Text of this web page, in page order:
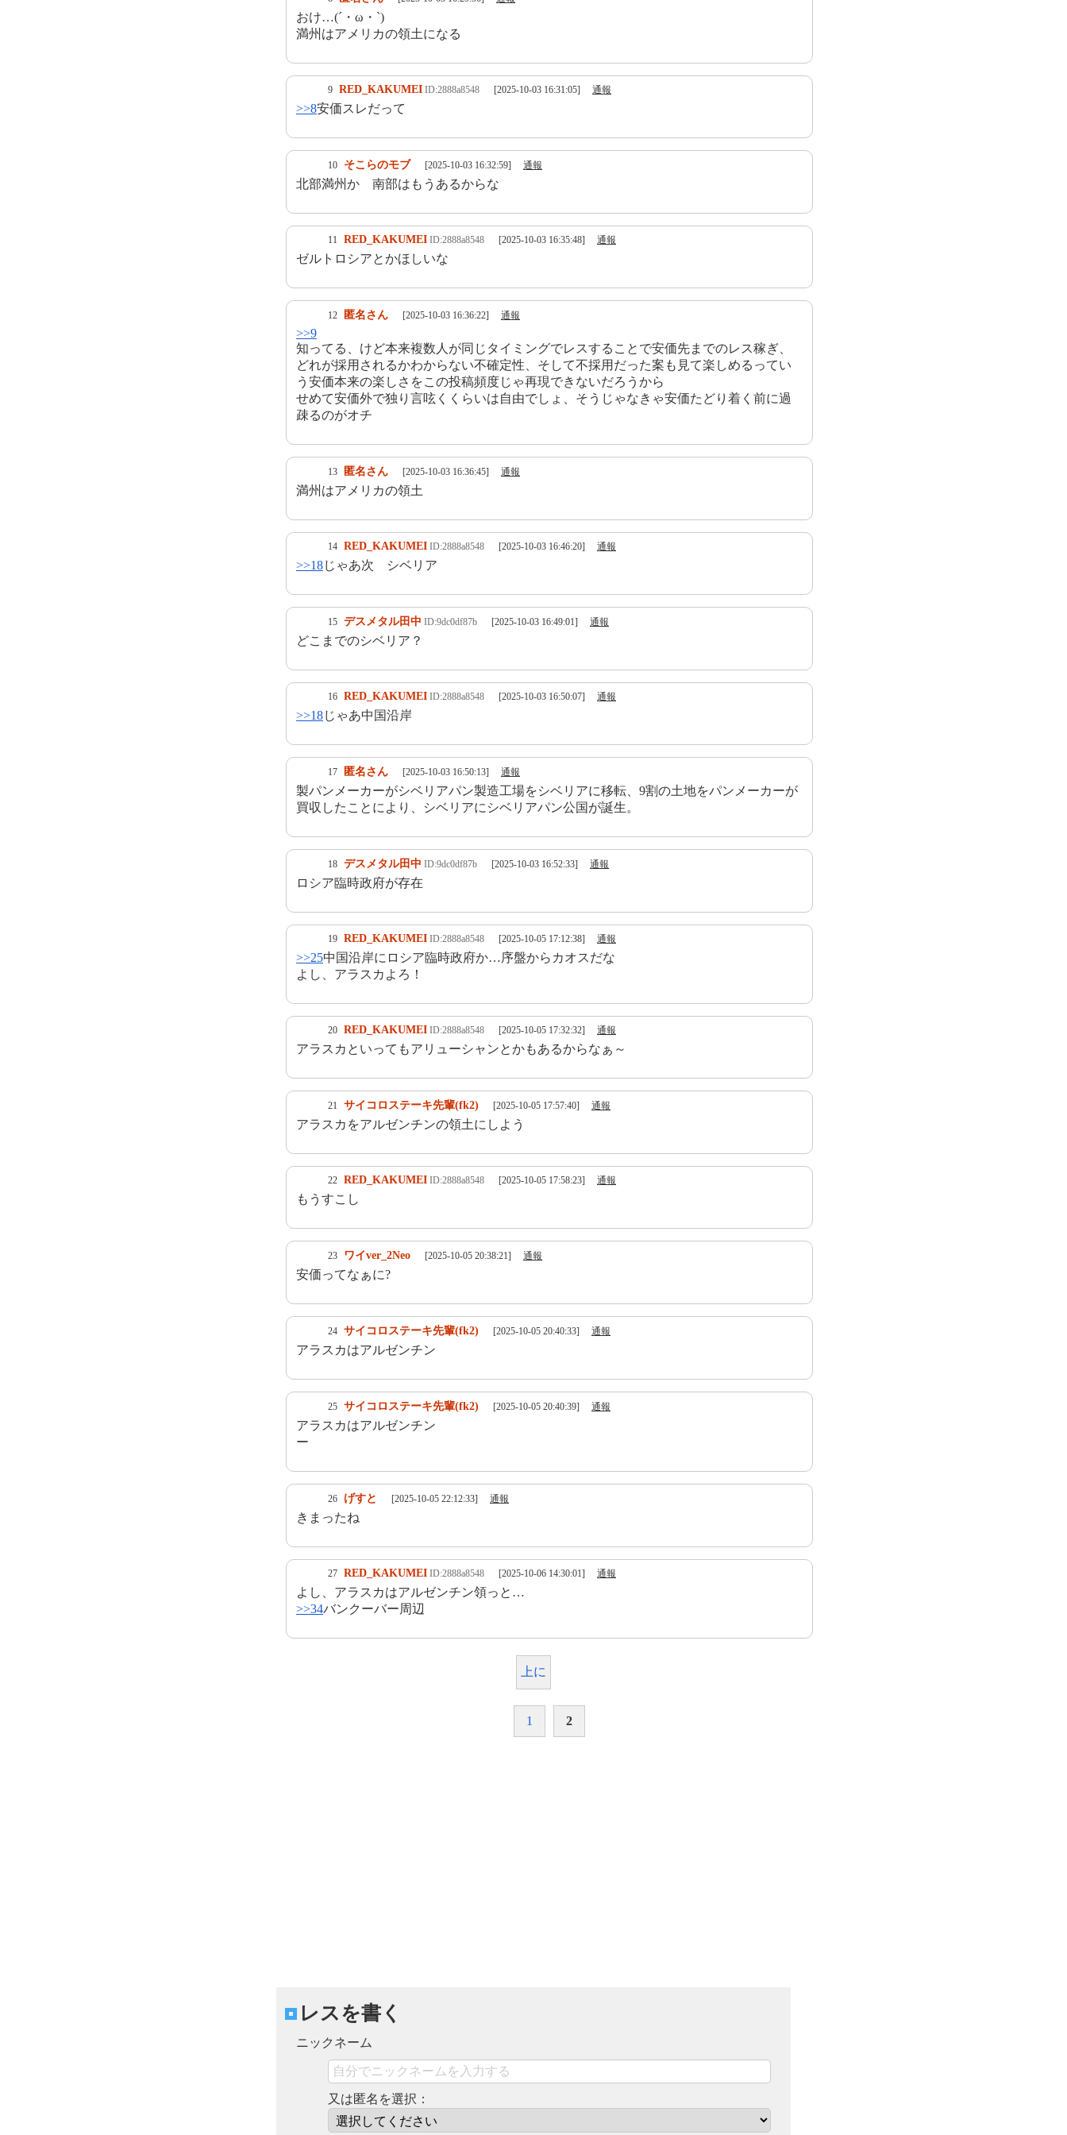
おけ…(´・ω・`)
満州はアメリカの領土になる
9 RED_KAKUMEI ID:2888a8548 [2025-10-03 16:31:05] 通報
>>8安価スレだって
10 そこらのモブ [2025-10-03 16:32:59] 通報
北部満州か 南部はもうあるからな
11 RED_KAKUMEI ID:2888a8548 [2025-10-03 16:35:48] 通報
ゼルトロシアとかほしいな
12 匿名さん [2025-10-03 16:36:22] 通報
>>9
知ってる、けど本来複数人が同じタイミングでレスすることで安価先までのレス稼ぎ、
どれが採用されるかわからない不確定性、そして不採用だった案も見て楽しめるってい
う安価本来の楽しさをこの投稿頻度じゃ再現できないだろうから
せめて安価外で独り言呟くくらいは自由でしょ、そうじゃなきゃ安価たどり着く前に過
疎るのがオチ
13 匿名さん [2025-10-03 16:36:45] 通報
満州はアメリカの領土
14 RED_KAKUMEI ID:2888a8548 [2025-10-03 16:46:20] 通報
>>18じゃあ次 シベリア
15 デスメタル田中 ID:9dc0df87b [2025-10-03 16:49:01] 通報
どこまでのシベリア？
16 RED_KAKUMEI ID:2888a8548 [2025-10-03 16:50:07] 通報
>>18じゃあ中国沿岸
17 匿名さん [2025-10-03 16:50:13] 通報
製パンメーカーがシベリアパン製造工場をシベリアに移転、9割の土地をパンメーカーが
買収したことにより、シベリアにシベリアパン公国が誕生。
18 デスメタル田中 ID:9dc0df87b [2025-10-03 16:52:33] 通報
ロシア臨時政府が存在
19 RED_KAKUMEI ID:2888a8548 [2025-10-05 17:12:38] 通報
>>25中国沿岸にロシア臨時政府か…序盤からカオスだな
よし、アラスカよろ！
20 RED_KAKUMEI ID:2888a8548 [2025-10-05 17:32:32] 通報
アラスカといってもアリューシャンとかもあるからなぁ～
21 サイコロステーキ先輩(fk2) [2025-10-05 17:57:40] 通報
アラスカをアルゼンチンの領土にしよう
22 RED_KAKUMEI ID:2888a8548 [2025-10-05 17:58:23] 通報
もうすこし
23 ワイver_2Neo [2025-10-05 20:38:21] 通報
安価ってなぁに?
24 サイコロステーキ先輩(fk2) [2025-10-05 20:40:33] 通報
アラスカはアルゼンチン
25 サイコロステーキ先輩(fk2) [2025-10-05 20:40:39] 通報
アラスカはアルゼンチン
ー
26 げすと [2025-10-05 22:12:33] 通報
きまったね
27 RED_KAKUMEI ID:2888a8548 [2025-10-06 14:30:01] 通報
よし、アラスカはアルゼンチン領っと…
>>34バンクーバー周辺
上に
1 2
レスを書く
ニックネーム
又は匿名を選択：